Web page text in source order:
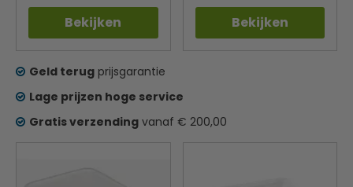
Bekijken Bekijken
Geld terug prijsgarantie
Lage prijzen hoge service
Gratis verzending vanaf € 200,00